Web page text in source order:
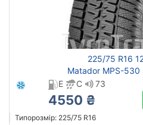
225/75 R16
Matador MPS-530
E
C 73
4550 ₴
Типорозмір: 225/75 R16